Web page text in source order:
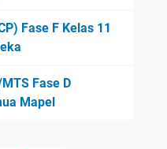
Fase F Kelas 11
Fase D
Mapel